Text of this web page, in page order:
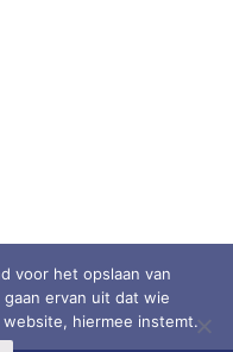
voor het opslaan van
ervan uit dat wie
hiermee instemt.